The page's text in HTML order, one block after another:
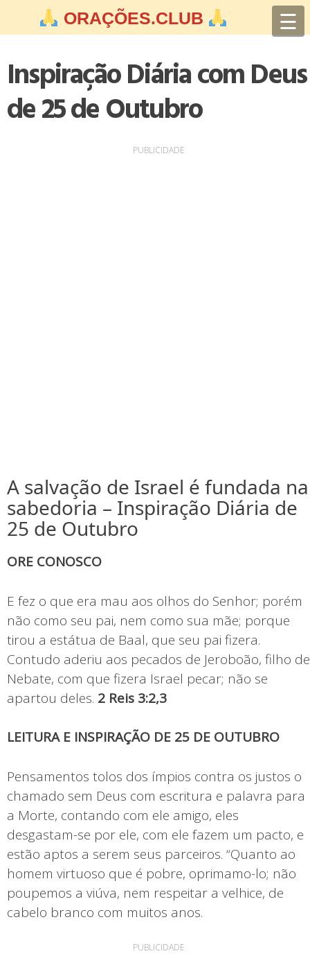
ORAÇÕES.CLUB ☰
Inspiração Diária com Deus
de 25 de Outubro
PUBLICIDADE
A salvação de Israel é fundada na
sabedoria – Inspiração Diária de
25 de Outubro
ORE CONOSCO
E fez o que era mau aos olhos do Senhor; porém
não como seu pai, nem como sua mãe; porque
tirou a estátua de Baal, que seu pai fizera.
Contudo aderiu aos pecados de Jeroboão, filho de
Nebate, com que fizera Israel pecar; não se
apartou deles. 2 Reis 3:2,3
LEITURA E INSPIRAÇÃO DE 25 DE OUTUBRO
Pensamentos tolos dos ímpios contra os justos o
chamado sem Deus com escritura e palavra para
a Morte, contando com ele amigo, eles
desgastam-se por ele, com ele fazem um pacto, e
estão aptos a serem seus parceiros. “Quanto ao
homem virtuoso que é pobre, oprimamo-lo; não
poupemos a viúva, nem respeitar a velhice, de
cabelo branco com muitos anos.
PUBLICIDADE